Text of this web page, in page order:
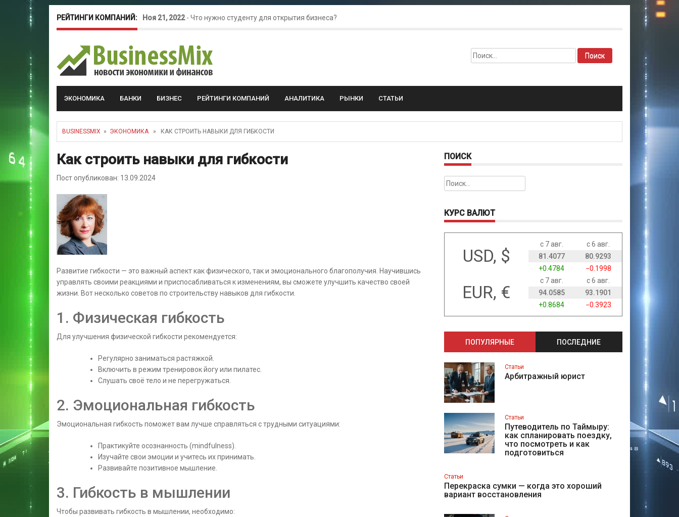
РЕЙТИНГИ КОМПАНИЙ: Ноя 21, 2022- Что нужно студенту для открытия бизнеса?
Май 16, 2022-Курсовые колебания: как защитить свой бизнес?
Найти:
ЭКОНОМИКА БАНКИ БИЗНЕС РЕЙТИНГИ КОМПАНИЙ АНАЛИТИКА РЫНКИ СТАТЬИ
BUSINESSMIX » ЭКОНОМИКА» КАК СТРОИТЬ НАВЫКИ ДЛЯ ГИБКОСТИ
Как строить навыки для гибкости
Пост опубликован: 13.09.2024
Развитие гибкости — это важный аспект как физического, так и эмоционального благополучия. Научившись
управлять своими реакциями и приспосабливаться к изменениям, вы сможете улучшить качество своей
жизни. Вот несколько советов по строительству навыков для гибкости.
1. Физическая гибкость
Для улучшения физической гибкости рекомендуется:
Регулярно заниматься растяжкой.
Включить в режим тренировок йогу или пилатес.
Слушать своё тело и не перегружаться.
2. Эмоциональная гибкость
Эмоциональная гибкость поможет вам лучше справляться с трудными ситуациями:
Практикуйте осознанность (mindfulness).
Изучайте свои эмоции и учитесь их принимать.
Развивайте позитивное мышление.
3. Гибкость в мышлении
Чтобы развивать гибкость в мышлении, необходимо:
ПОИСК
Найти:
КУРС ВАЛЮТ
USD, $
с 7 авг.
с 6 авг.
81.4077
80.9293
+0.4784
−0.1998
EUR, €
с 7 авг.
с 6 авг.
94.0585
93.1901
+0.8684
−0.3923
ПОПУЛЯРНЫЕ ПОСЛЕДНИЕ
Статьи
Арбитражный юрист
Статьи
Путеводитель по Таймыру:
как спланировать поездку,
что посмотреть и как
подготовиться
Статьи
Перекраска сумки — когда это хороший
вариант восстановления